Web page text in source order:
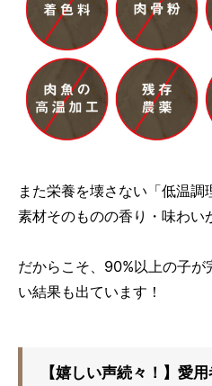
また栄養を壊さない「低温調
素材そのものの香り・味わい
だからこそ、90%以上の子が
い結果も出ています！
【嬉しい声続々！】愛